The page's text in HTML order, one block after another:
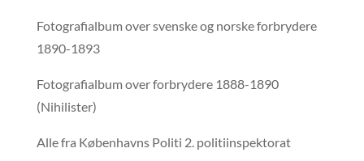
Fotografialbum over svenske og norske forbrydere
1890-1893
Fotografialbum over forbrydere 1888-1890
(Nihilister)
Alle fra Københavns Politi 2. politiinspektorat